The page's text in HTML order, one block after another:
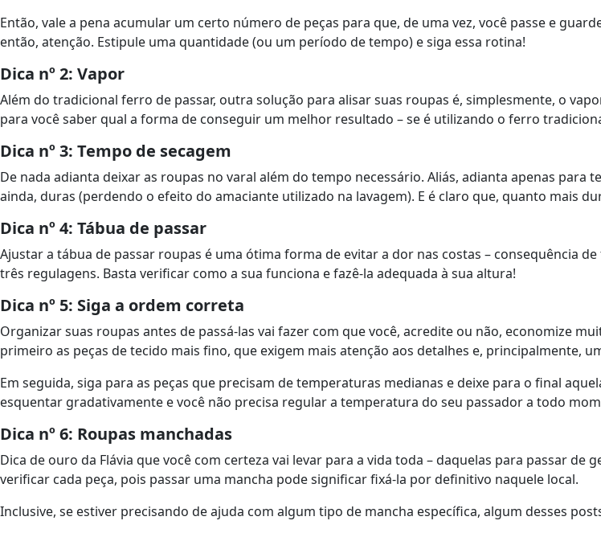
Então, vale a pena acumular um certo número de peças para que, de uma vez, você passe e
então, atenção. Estipule uma quantidade (ou um período de tempo) e siga essa rotina!
Dica nº 2: Vapor
Além do tradicional ferro de passar, outra solução para alisar suas roupas é, simplesmente, o
para você saber qual a forma de conseguir um melhor resultado – se é utilizando o ferro
Dica nº 3: Tempo de secagem
De nada adianta deixar as roupas no varal além do tempo necessário. Aliás, adianta apenas
ainda, duras (perdendo o efeito do amaciante utilizado na lavagem). E é claro que, quanto mais
Dica nº 4: Tábua de passar
Ajustar a tábua de passar roupas é uma ótima forma de evitar a dor nas costas – consequência
três regulagens. Basta verificar como a sua funciona e fazê-la adequada à sua altura!
Dica nº 5: Siga a ordem correta
Organizar suas roupas antes de passá-las vai fazer com que você, acredite ou não, economize
primeiro as peças de tecido mais fino, que exigem mais atenção aos detalhes e, principalmente,
Em seguida, siga para as peças que precisam de temperaturas medianas e deixe para o final
esquentar gradativamente e você não precisa regular a temperatura do seu passador a todo
Dica nº 6: Roupas manchadas
Dica de ouro da Flávia que você com certeza vai levar para a vida toda – daquelas para passar
verificar cada peça, pois passar uma mancha pode significar fixá-la por definitivo naquele local.
Inclusive, se estiver precisando de ajuda com algum tipo de mancha específica, algum desses